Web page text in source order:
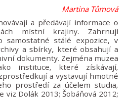
Martina Tůmová
a předávají informace o
místní krajiny. Zahrnují
samostatné stálé expozice, v
a sbírky, které obsahují a
dokumenty. Zejména muzea
instituce, které získávají,
a vystavují hmotné
prostředí za účelem studia,
viz Dolák 2013; Šobáňová 2012;